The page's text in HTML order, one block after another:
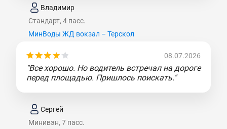
Владимир
Стандарт, 4 пасс.
МинВоды ЖД вокзал – Терскол
08.07.2026
"Все хорошо. Но водитель встречал на дороге
перед площадью. Пришлось поискать."
Сергей
Минивэн, 7 пасс.